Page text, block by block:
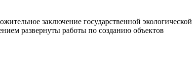
заключение государственной экологической
развернуты работы по созданию объектов